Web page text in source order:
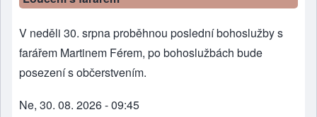
V neděli 30. srpna proběhnou poslední bohoslužby s
farářem Martinem Férem, po bohoslužbách bude
posezení s občerstvením.
Ne, 30. 08. 2026 - 09:45